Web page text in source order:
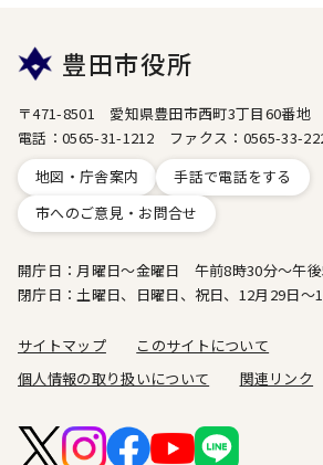
豊田市役所
〒471-8501 愛知県豊田市西町3丁目60番地
電話：0565-31-1212 ファクス：0565-33-
地図・庁舎案内
手話で電話をする
市へのご意見・お問合せ
開庁日：月曜日～金曜日 午前8時30分～午
閉庁日：土曜日、日曜日、祝日、12月29日～
サイトマップ
このサイトについて
個人情報の取り扱いについて
関連リンク